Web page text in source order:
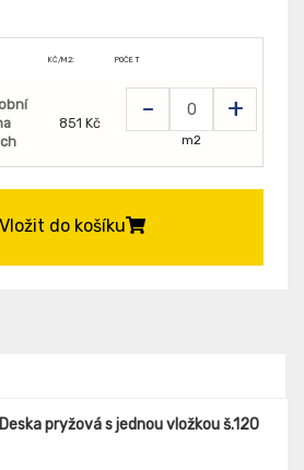
KČ/M2: POČET
851 Kč - +
m2
Vložit do košíku
pryžová s jednou vložkou š.120